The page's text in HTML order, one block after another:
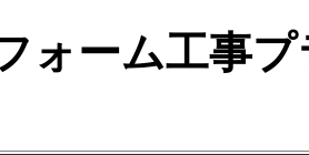
ォーム工事